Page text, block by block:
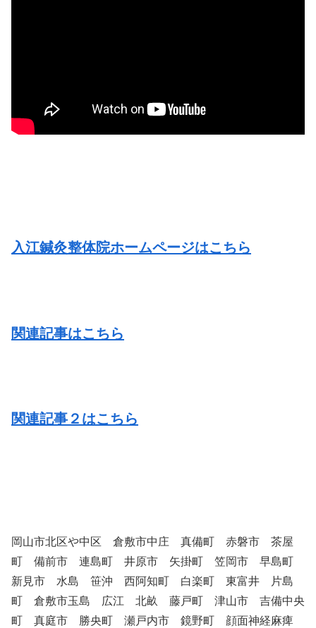
入江鍼灸整体院ホームページはこちら
関連記事はこちら
関連記事２はこちら
岡山市北区や中区 倉敷市中庄 真備町 赤磐市 茶屋
町 備前市 連島町 井原市 矢掛町 笠岡市 早島町
新見市 水島 笹沖 西阿知町 白楽町 東富井 片島
町 倉敷市玉島 広江 北畝 藤戸町 津山市 吉備中央
町 真庭市 勝央町 瀬戸内市 鏡野町 顔面神経麻痺